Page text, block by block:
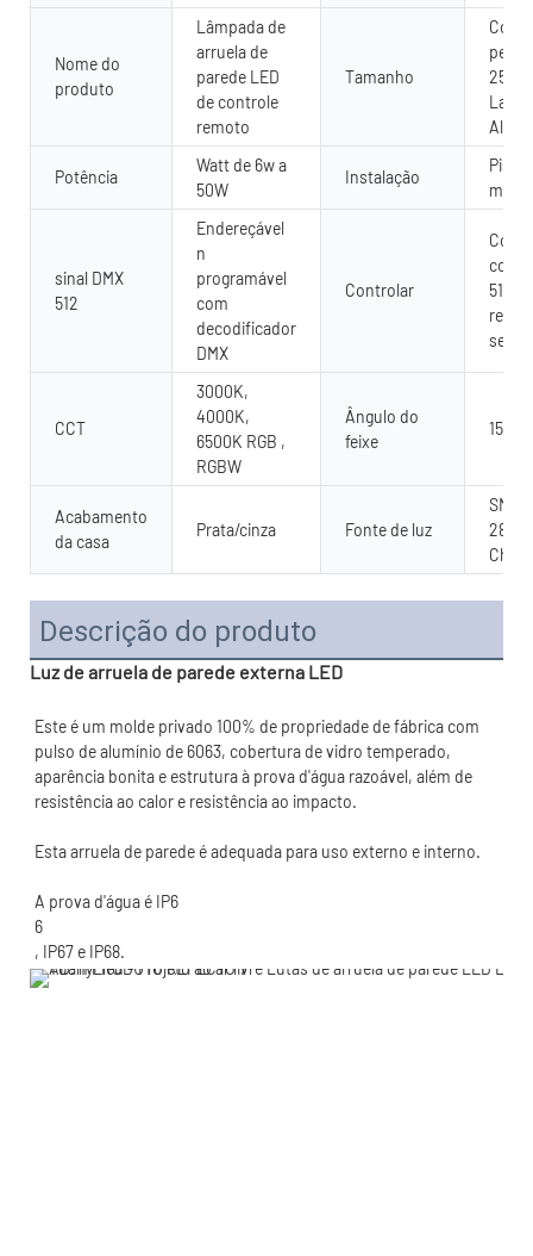
Nome do
produto
Lâmpada de
arruela de
parede LED
de controle
remoto
Tamanho
250-
Potência
Watt de 6w a
50W
Instalação
Piso,
sinal DMX
512
Endereçável
n
programável
com
decodificador
DMX
Controlar
512
sem
CCT
3000K,
4000K,
6500K RGB ,
RGBW
Ângulo do
feixe
Acabamento
da casa
Prata/cinza Fonte de luz
SMD/
Chip
Descrição do produto
Luz de arruela de parede externa LED
Este é um molde privado 100% de propriedade de fábrica com
pulso de alumínio de 6063, cobertura de vidro temperado,
aparência bonita e estrutura à prova d'água razoável, além de